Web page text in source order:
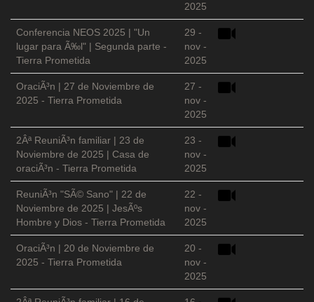
2025
Conferencia NEOS 2025 | "Un
lugar para Ã‰l" | Segunda parte -
Tierra Prometida
29 -
nov -
2025
OraciÃ³n | 27 de Noviembre de
2025 - Tierra Prometida
27 -
nov -
2025
2Âª ReuniÃ³n familiar | 23 de
Noviembre de 2025 | Casa de
oraciÃ³n - Tierra Prometida
23 -
nov -
2025
ReuniÃ³n "SÃ© Sano" | 22 de
Noviembre de 2025 | JesÃºs
Hombre y Dios - Tierra Prometida
22 -
nov -
2025
OraciÃ³n | 20 de Noviembre de
2025 - Tierra Prometida
20 -
nov -
2025